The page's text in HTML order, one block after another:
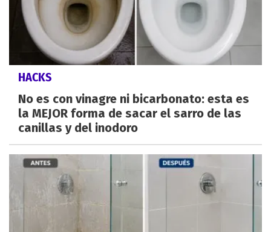
HACKS
No es con vinagre ni bicarbonato: esta es
la MEJOR forma de sacar el sarro de las
canillas y del inodoro